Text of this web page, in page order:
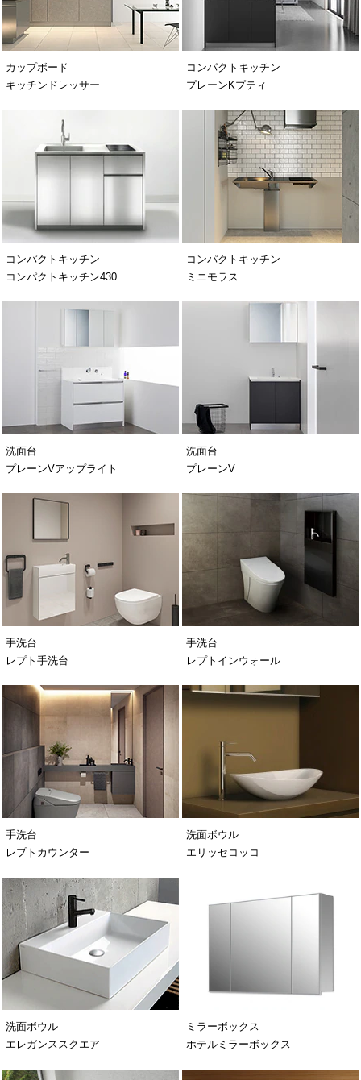
カップボード
キッチンドレッサー
コンパクトキッチン
プレーンKプティ
コンパクトキッチン
コンパクトキッチン430
コンパクトキッチン
ミニモラス
洗面台
プレーンVアップライト
洗面台
プレーンV
手洗台
レプト手洗台
手洗台
レプトインウォール
手洗台
レプトカウンター
洗面ボウル
エリッセコッコ
洗面ボウル
エレガンススクエア
ミラーボックス
ホテルミラーボックス